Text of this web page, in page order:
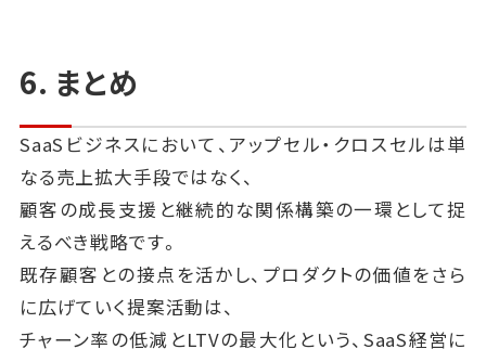
会、事例集の整備）
（メール文面、タイミング、担当者スクリプトなど）
〇 顧客からのフィードバック収集（提案内容に対する
評価、導入後の満足度など）
このように、アップセル・クロスセルは一度成功すれば
終わりというものではありません。
むしろ、組織全体で「価値ある提案とは何か」を追求し
続けることこそが、継続的な成長とチャーン抑制、
6. まとめ
SaaSビジネスにおいて、アップセル・クロスセルは単
なる売上拡大手段ではなく、
顧客の成長支援と継続的な関係構築の一環として捉
えるべき戦略です。
既存顧客との接点を活かし、プロダクトの価値をさら
に広げていく提案活動は、
チャーン率の低減とLTVの最大化という、SaaS経営に